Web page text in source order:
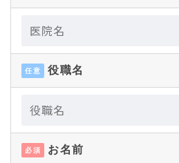
任意 役職名
必須 お名前